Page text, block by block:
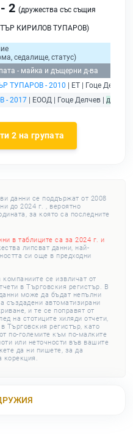
2 (дружества със същия
КИРИЛОВ ТУПАРОВ)
седалище, статус)
- майка и дъщерни д-ва
ТУПАРОВ - 2010 | ЕТ | Гоце Делчев
- 2017 | ЕООД | Гоце Делчев |
2 на групата
данни се поддържат от 2008
до 2024 г. , вероятно
за която са последните
в таблиците са за 2024 г. и
липсват данни, най-
си още в предходни
се извличат от
в Търговския регистър. В
може да бъдат непълни
създадени автоматизирани
и те се поправят от
на стотиците хиляди отчети,
Търговския регистър, като
по-големите към по-малките
или неточности във вашите
да ни пишете, за да
корекция.